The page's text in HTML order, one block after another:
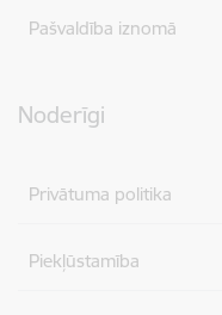
Pašvaldība iznomā
Noderīgi
Privātuma politika
Piekļūstamība